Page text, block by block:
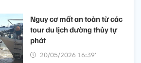
Nguy cơ mất an toàn từ các
tour du lịch đường thủy tự
phát
20/05/2026 16:39’